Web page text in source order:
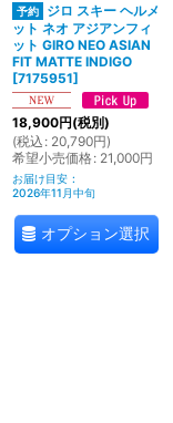
ジロ スキー ヘルメ
ット ネオ アジアンフィ
ット GIRO NEO ASIAN
FIT MATTE INDIGO
[7175951]
18,900円(税別)
(税込 : 20,790円)
希望小売価格: 21,000円
お届け目安 :
2026年11月中旬
オプション選択